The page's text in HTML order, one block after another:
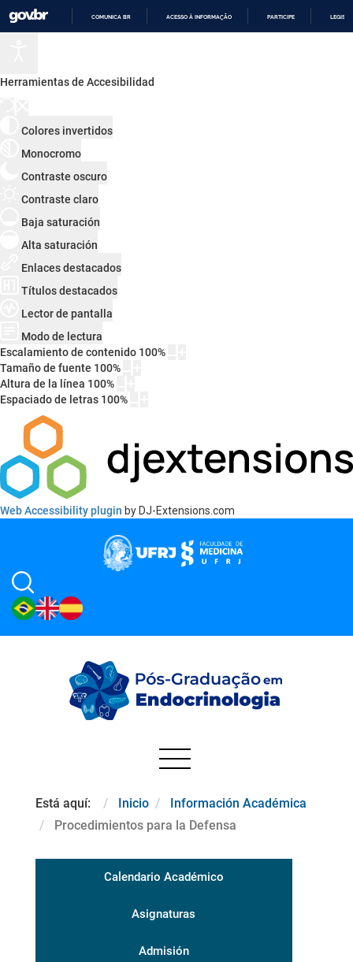
COMUNICA BR ACESSO À INFORMAÇÃO PARTICIPE
Herramientas de Accesibilidad
Colores invertidos
Monocromo
Contraste oscuro
Contraste claro
Baja saturación
Alta saturación
Enlaces destacados
Títulos destacados
Lector de pantalla
Modo de lectura
Escalamiento de contenido 100%
Tamaño de fuente 100%
Altura de la línea 100%
Espaciado de letras 100%
Web Accessibility plugin by DJ-Extensions.com
Está aquí: Inicio
Información Académica
Procedimientos para la Defensa
Calendario Académico
Asignaturas
Admisión